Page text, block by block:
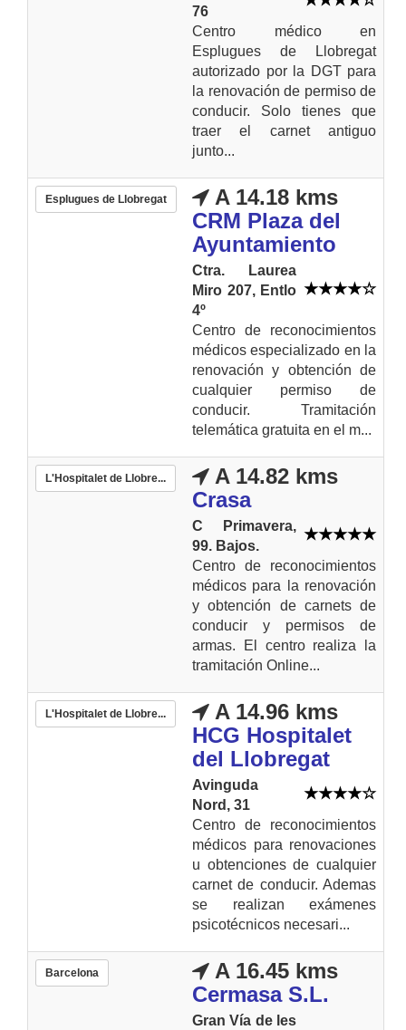
76
Centro médico en
Esplugues de Llobregat
autorizado por la DGT para
la renovación de permiso de
conducir. Solo tienes que
traer el carnet antiguo
junto...
Esplugues de Llobregat
A 14.18 kms
CRM Plaza del
Ayuntamiento
Ctra. Laurea
Miro 207, Entlo
4º
Centro de reconocimientos
médicos especializado en la
renovación y obtención de
cualquier permiso de
conducir. Tramitación
telemática gratuita en el m...
L'Hospitalet de Llobre...
A 14.82 kms
Crasa
C Primavera,
99. Bajos.
Centro de reconocimientos
médicos para la renovación
y obtención de carnets de
conducir y permisos de
armas. El centro realiza la
tramitación Online...
L'Hospitalet de Llobre...
A 14.96 kms
HCG Hospitalet
del Llobregat
Avinguda
Nord, 31
Centro de reconocimientos
médicos para renovaciones
u obtenciones de cualquier
carnet de conducir. Ademas
se realizan exámenes
psicotécnicos necesari...
Barcelona
A 16.45 kms
Cermasa S.L.
Gran Vía de les